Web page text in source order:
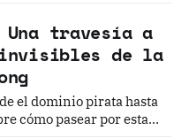
Una travesía a
de la
el dominio pirata hasta
cómo pasear por esta